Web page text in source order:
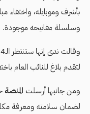
بأشرف وموبايله، واختفاء
وسلسلة مفاتيحه موجودة.
لتقدم بلاغ للنائب العام
ومن جانبها أرسلت المنصة
لضمان سلامته ومعرفة